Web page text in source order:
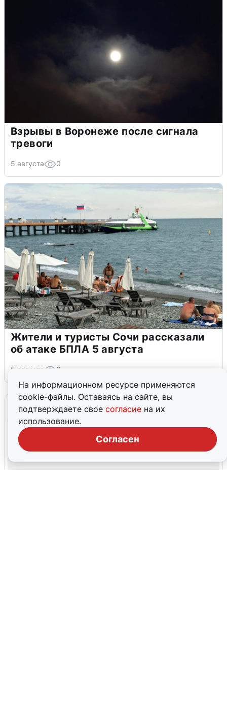
На информационном ресурсе применяются
cookie-файлы. Оставаясь на сайте, вы
подтверждаете свое согласие на их
использование.
Согласен
Взрывы в Воронеже после сигнала
тревоги
5 августа 0
Жители и туристы Сочи рассказали
об атаке БПЛА 5 августа
5 августа 0